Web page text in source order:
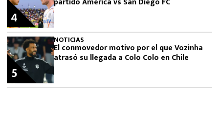
4
NOTICIAS
El conmovedor motivo por el que Vozinha
atrasó su llegada a Colo Colo en Chile
5